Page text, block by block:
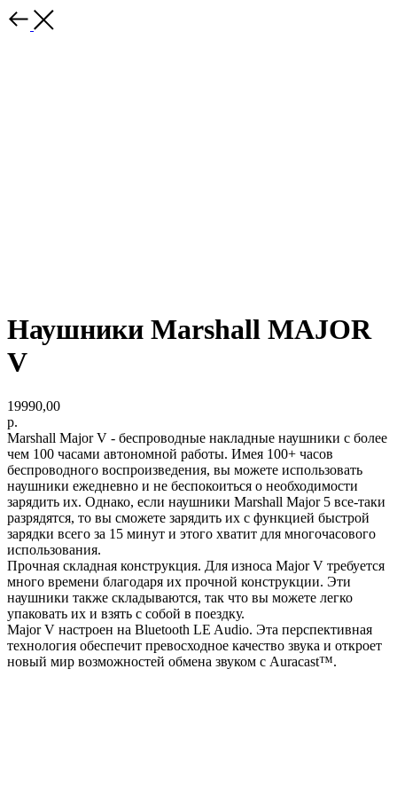
Наушники Marshall MAJOR
V
19990,00
р.
Marshall Major V - беспроводные накладные наушники с более
чем 100 часами автономной работы. Имея 100+ часов
беспроводного воспроизведения, вы можете использовать
наушники ежедневно и не беспокоиться о необходимости
зарядить их. Однако, если наушники Marshall Major 5 все-таки
разрядятся, то вы сможете зарядить их с функцией быстрой
зарядки всего за 15 минут и этого хватит для многочасового
использования.
Прочная складная конструкция. Для износа Major V требуется
много времени благодаря их прочной конструкции. Эти
наушники также складываются, так что вы можете легко
упаковать их и взять с собой в поездку.
Major V настроен на Bluetooth LE Audio. Эта перспективная
технология обеспечит превосходное качество звука и откроет
новый мир возможностей обмена звуком с Auracast™.